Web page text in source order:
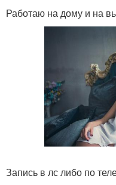
Работаю на дому и на
Запись в лс либо по